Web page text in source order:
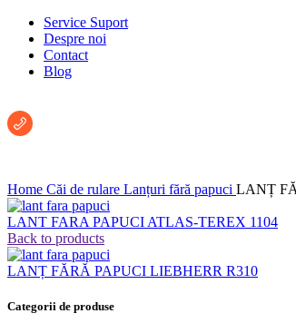
Service Suport
Despre noi
Contact
Blog
Home Căi de rulare Lanțuri fără papuci LANȚ
LANT FARA PAPUCI ATLAS-TEREX 1104
Back to products
LANȚ FĂRĂ PAPUCI LIEBHERR R310
Categorii de produse